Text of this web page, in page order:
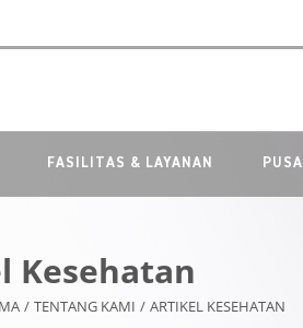
FASILITAS & LAYANAN
Kesehatan
/ TENTANG KAMI / ARTIKEL KESEHATAN